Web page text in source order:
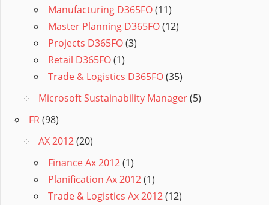
Manufacturing D365FO(11)
Master Planning D365FO(12)
Projects D365FO(3)
Retail D365FO(1)
Trade & Logistics D365FO(35)
Microsoft Sustainability Manager(5)
FR(98)
AX 2012(20)
Finance Ax 2012(1)
Planification Ax 2012(1)
Trade & Logistics Ax 2012(12)